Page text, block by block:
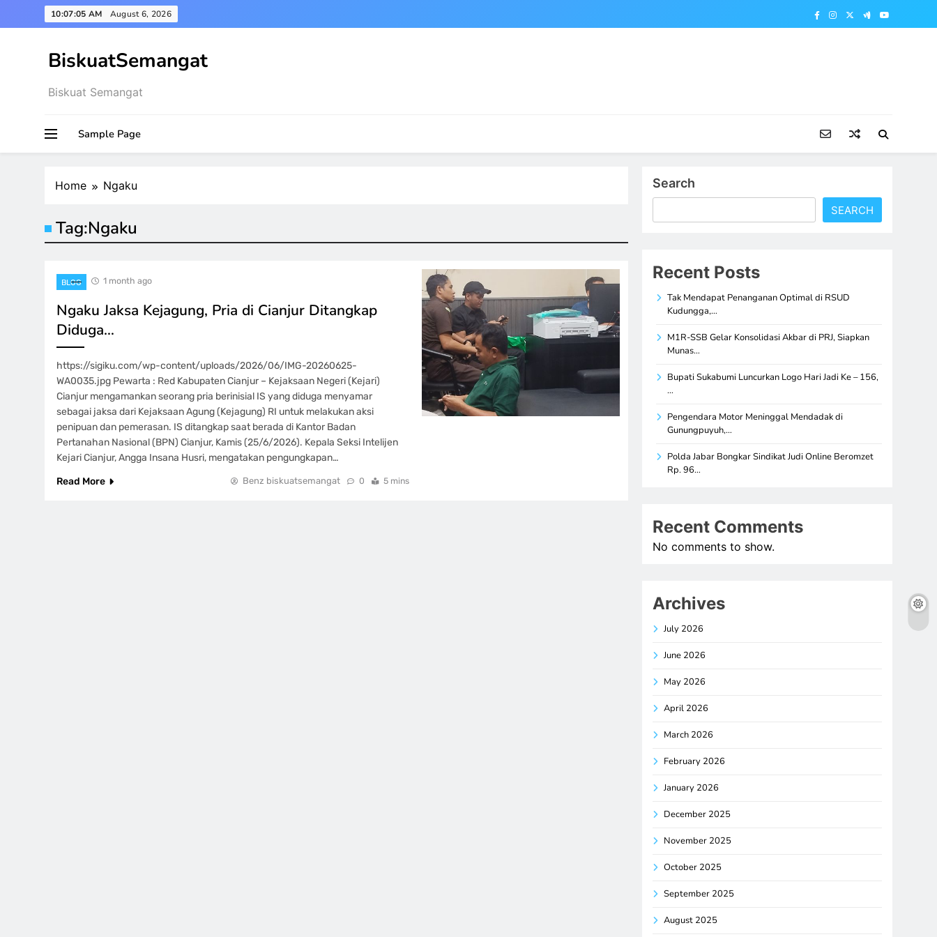
to
10:07:06 AM August 6, 2026
BiskuatSemangat
Biskuat Semangat
Sample Page
Home Ngaku
Tag:Ngaku
BLOG 1 month ago
Ngaku Jaksa Kejagung, Pria di Cianjur Ditangkap
Diduga…
https://sigiku.com/wp-content/uploads/2026/06/IMG-20260625-
WA0035.jpg Pewarta : Red Kabupaten Cianjur – Kejaksaan Negeri (Kejari)
Cianjur mengamankan seorang pria berinisial IS yang diduga menyamar
sebagai jaksa dari Kejaksaan Agung (Kejagung) RI untuk melakukan aksi
penipuan dan pemerasan. IS ditangkap saat berada di Kantor Badan
Pertanahan Nasional (BPN) Cianjur, Kamis (25/6/2026). Kepala Seksi Intelijen
Kejari Cianjur, Angga Insana Husri, mengatakan pengungkapan…
Read More
Benz biskuatsemangat 0 5 mins
Search
SEARCH
Recent Posts
Tak Mendapat Penanganan Optimal di RSUD
Kudungga,…
M1R-SSB Gelar Konsolidasi Akbar di PRJ, Siapkan
Munas…
Bupati Sukabumi Luncurkan Logo Hari Jadi Ke – 156,
…
Pengendara Motor Meninggal Mendadak di
Gunungpuyuh,…
Polda Jabar Bongkar Sindikat Judi Online Beromzet
Rp. 96…
Recent Comments
No comments to show.
Archives
July 2026
June 2026
May 2026
April 2026
March 2026
February 2026
January 2026
December 2025
November 2025
October 2025
September 2025
August 2025